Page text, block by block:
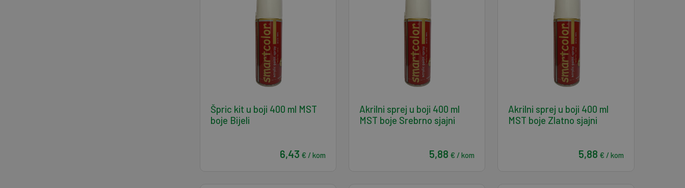
Špric kit u boji 400 ml MST
boje Bijeli
6,43 € / kom
Akrilni sprej u boji 400 ml
MST boje Srebrno sjajni
5,88€ / kom
Akrilni sprej u boji 400 ml
MST boje Zlatno sjajni
5,88 € / kom